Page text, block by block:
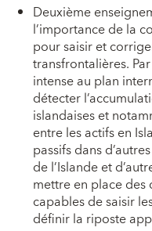
Deuxième
l’importance de la
pour saisir et
transfrontalières.
intense au plan
détecter
islandaises et
entre les actifs en
passifs dans
de l’Islande et
mettre en place
capables de saisir
définir la riposte